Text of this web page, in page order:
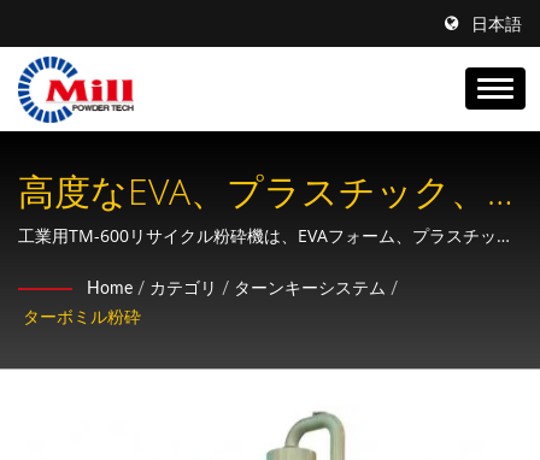
日本語
高度なEVA、プラスチック、
PCBおよびICボード材料のリ
サイクル粉砕システム
工業用TM-600リサイクル粉砕機は、EVAフォーム、プラスチック
シュの細かさに対応しています。
Home / カテゴリ / ターンキーシステム /
ターボミル粉砕